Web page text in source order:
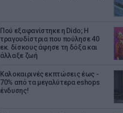
Πού εξαφανίστηκε η Dido; Η
τραγουδίστρια που πούλησε 40
εκ. δίσκους άφησε τη δόξα και
άλλαξε ζωή
Καλοκαιρινές εκπτώσεις έως -
70% από τα μεγαλύτερα eshops
ένδυσης!